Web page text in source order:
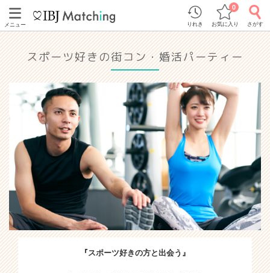
メニュー りれき お気に入り
0
さがす
スポーツ好きの街コン・婚活パーティー
『スポーツ好きの方と出会う』